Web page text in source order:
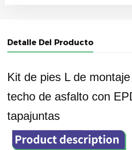
Detalle Del Producto
Kit de pies L de
techo de asfalto con
tapajuntas